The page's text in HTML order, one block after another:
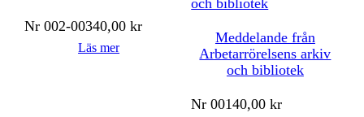
Nr 002-00340,00kr
Läs mer
Meddelande från
Arbetarrörelsens arkiv
och bibliotek
Nr 00140,00kr